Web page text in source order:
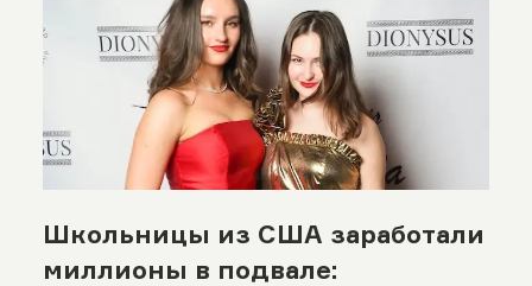
Школьницы из США заработали
миллионы в подвале: